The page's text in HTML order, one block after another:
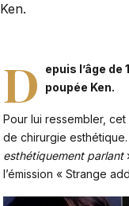
Ken.
D
epuis l’âge
poupée Ken.
Pour lui ressembler,
de chirurgie esthétique.
esthétiquement parlant
l’émission « Strange